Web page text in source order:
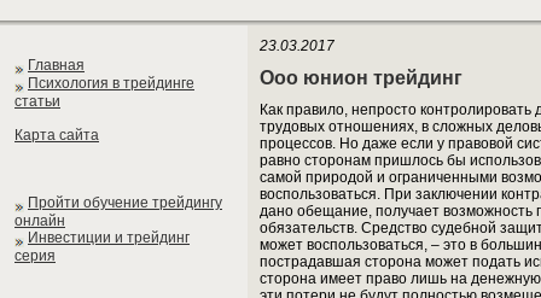
Главная
Психология в трейдинге
статьи
Карта сайта
Пройти обучение трейдингу
онлайн
Инвестиции и трейдинг
серия
23.03.2017
Ооо юнион трейдинг
Как правило, непросто
трудовых отношениях, в сложных
процессов. Но даже если у правовой
равно сторонам пришлось бы
самой природой и ограниченными
воспользоваться. При заключении
дано обещание, получает возможность
обязательств. Средство судебной
может воспользоваться, – это в
пострадавшая сторона может подать
сторона имеет право лишь на денежную